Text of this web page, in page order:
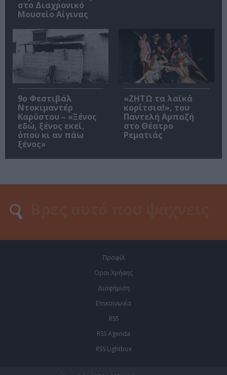
στο Διαχρονικό
Μουσείο Αίγινας
9ο Φεστιβάλ
Ντοκιμαντέρ
Καρύστου – «Ξένος
εδώ, ξένος εκεί,
όπου κι αν πάω
ξένος»
«ΖΗΤΩ τα λαϊκά
κορίτσια!», του
Παντελή Αμπαζή
στο Θέατρο
Ρεματιάς
Προφίλ
Οροι Χρήσης
Διαφήμιση
Επικοινωνία
RSS
RSS Agenda
RSS Lightbox